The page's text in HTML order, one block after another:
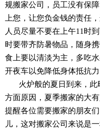
规搬家公司，员工没有保
上您，让您负金钱的责任
人员尽量不要在上午11时
时要带齐防暑物品，随身
食上要以清淡为主，多吃
开夜车以免降低身体抵抗力
火炉般的夏日到来，
方面原因，夏季搬家的大
提醒各位需要搬家的朋友
儿，这对搬家公司来说是